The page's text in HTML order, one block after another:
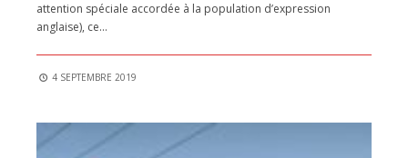
attention spéciale accordée à la population d’expression
anglaise), ce...
4 SEPTEMBRE 2019